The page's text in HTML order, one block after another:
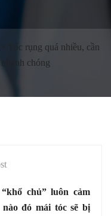
Tóc rụng quá nhiều, cần
chóng
chủ” luôn cảm
đó mái tóc sẽ bị